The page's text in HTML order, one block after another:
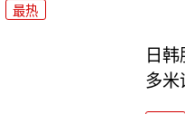
最热
日
多米